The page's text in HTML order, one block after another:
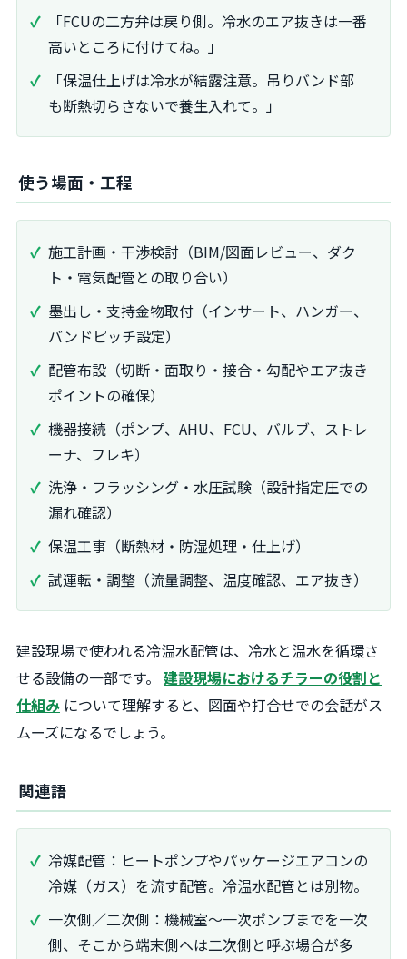
「FCUの二方弁は戻り側。冷水のエア抜きは一番
高いところに付けてね。」
「保温仕上げは冷水が結露注意。吊りバンド部
も断熱切らさないで養生入れて。」
使う場面・工程
施工計画・干渉検討（BIM/図面レビュー、ダク
ト・電気配管との取り合い）
墨出し・支持金物取付（インサート、ハンガー、
バンドピッチ設定）
配管布設（切断・面取り・接合・勾配やエア抜き
ポイントの確保）
機器接続（ポンプ、AHU、FCU、バルブ、ストレ
ーナ、フレキ）
洗浄・フラッシング・水圧試験（設計指定圧での
漏れ確認）
保温工事（断熱材・防湿処理・仕上げ）
試運転・調整（流量調整、温度確認、エア抜き）
建設現場で使われる冷温水配管は、冷水と温水を循環さ
せる設備の一部です。 建設現場におけるチラーの役割と
仕組み について理解すると、図面や打合せでの会話がス
ムーズになるでしょう。
関連語
冷媒配管：ヒートポンプやパッケージエアコンの
冷媒（ガス）を流す配管。冷温水配管とは別物。
一次側／二次側：機械室〜一次ポンプまでを一次
側、そこから端末側へは二次側と呼ぶ場合が多